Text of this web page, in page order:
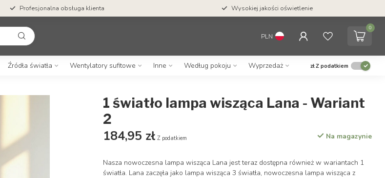
Profesjonalna obsługa klienta Wysokiej jakości oświetlenie
PLN
0
Źródła światła Wentylatory sufitowe Inne Według pokoju Wyprzedaż złZ podatkiem
1 światło lampa wisząca Lana - Wariant
2
184,95 zł Z podatkiem Na magazynie
Nasza nowoczesna lampa wisząca Lana jest teraz dostępna również w wariantach 1
światła. Lana zaczęła jako lampa wisząca 3 światła, nowoczesna lampa wisząca z